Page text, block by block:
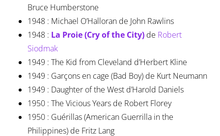
Bruce Humberstone
1948 : Michael O’Halloran de John Rawlins
1948 : La Proie (Cry of the City)de Robert
Siodmak
1949 : The Kid from Cleveland d’Herbert Kline
1949 : Garçons en cage (Bad Boy) de Kurt Neumann
1949 : Daughter of the West d’Harold Daniels
1950 : The Vicious Years de Robert Florey
1950 : Guérillas (American Guerrilla in the
Philippines) de Fritz Lang